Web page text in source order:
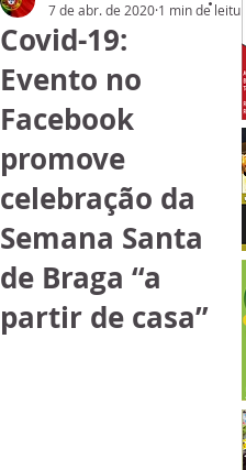
Covid-19:
Evento no
Facebook
promove
celebração da
Semana Santa
de Braga “a
partir de casa”
7 de abr. de 2020 1 min de leitura